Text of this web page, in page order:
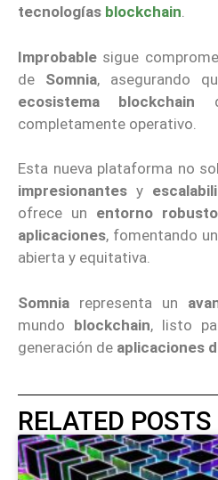
tecnologías blockchain.
Improbable sigue
de Somnia, asegurando
ecosistema blockchain
completamente operativo.
Esta nueva plataforma no
impresionantes y
ofrece un entorno robusto
aplicaciones, fomentando
abierta y equitativa.
Somnia representa un
mundo blockchain, listo
generación de aplicaciones
RELATED POSTS